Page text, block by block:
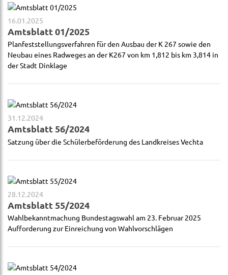
16.01.2025
Amtsblatt 01/2025
Planfeststellungsverfahren für den Ausbau der K 267 sowie den
Neubau eines Radweges an der K267 von km 1,812 bis km 3,814 in
der Stadt Dinklage
31.12.2024
Amtsblatt 56/2024
Satzung über die Schülerbeförderung des Landkreises Vechta
28.12.2024
Amtsblatt 55/2024
Wahlbekanntmachung Bundestagswahl am 23. Februar 2025
Aufforderung zur Einreichung von Wahlvorschlägen